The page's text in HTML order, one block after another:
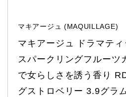
マキアージュ (MAQUILLAGE)
マキアージュ ドラマテ
スパークリングフルーツ
で女らしさを誘う香り
グストロベリー 3.9グラ